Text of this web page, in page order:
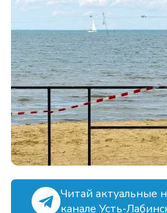
Читай актуальные
канале Усть-